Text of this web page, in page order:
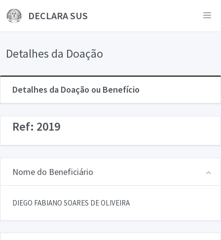
DECLARA SUS
Detalhes da Doação
Detalhes da Doação ou Benefício
Ref: 2019
Nome do Beneficiário
DIEGO FABIANO SOARES DE OLIVEIRA